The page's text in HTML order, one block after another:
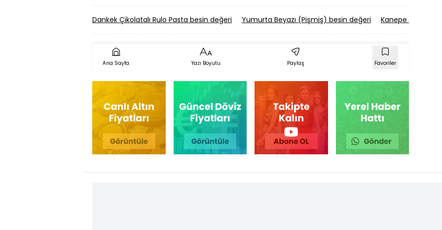
Dankek Çikolatalı Rulo Pasta besin değeri Yumurta Beyazı (Pişmiş) besin değeri Kanepe besin
Ana Sayfa Yazı Boyutu Paylaş Favoriler